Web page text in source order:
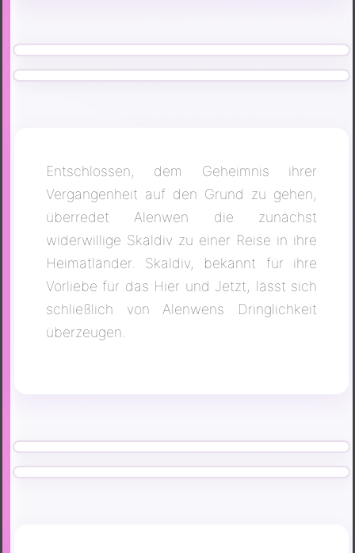
Entschlossen, dem Geheimnis ihrer
Vergangenheit auf den Grund zu gehen,
überredet Alenwen die zunächst
widerwillige Skaldiv zu einer Reise in ihre
Heimatländer. Skaldiv, bekannt für ihre
Vorliebe für das Hier und Jetzt, lässt sich
schließlich von Alenwens Dringlichkeit
überzeugen.